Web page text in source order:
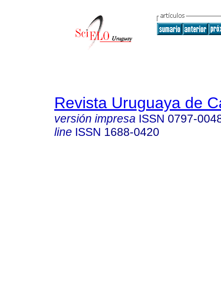
Revista Uruguaya de
versión impresa ISSN 0797-
line ISSN 1688-0420